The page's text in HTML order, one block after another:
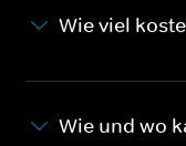
Wie viel
Wie und wo